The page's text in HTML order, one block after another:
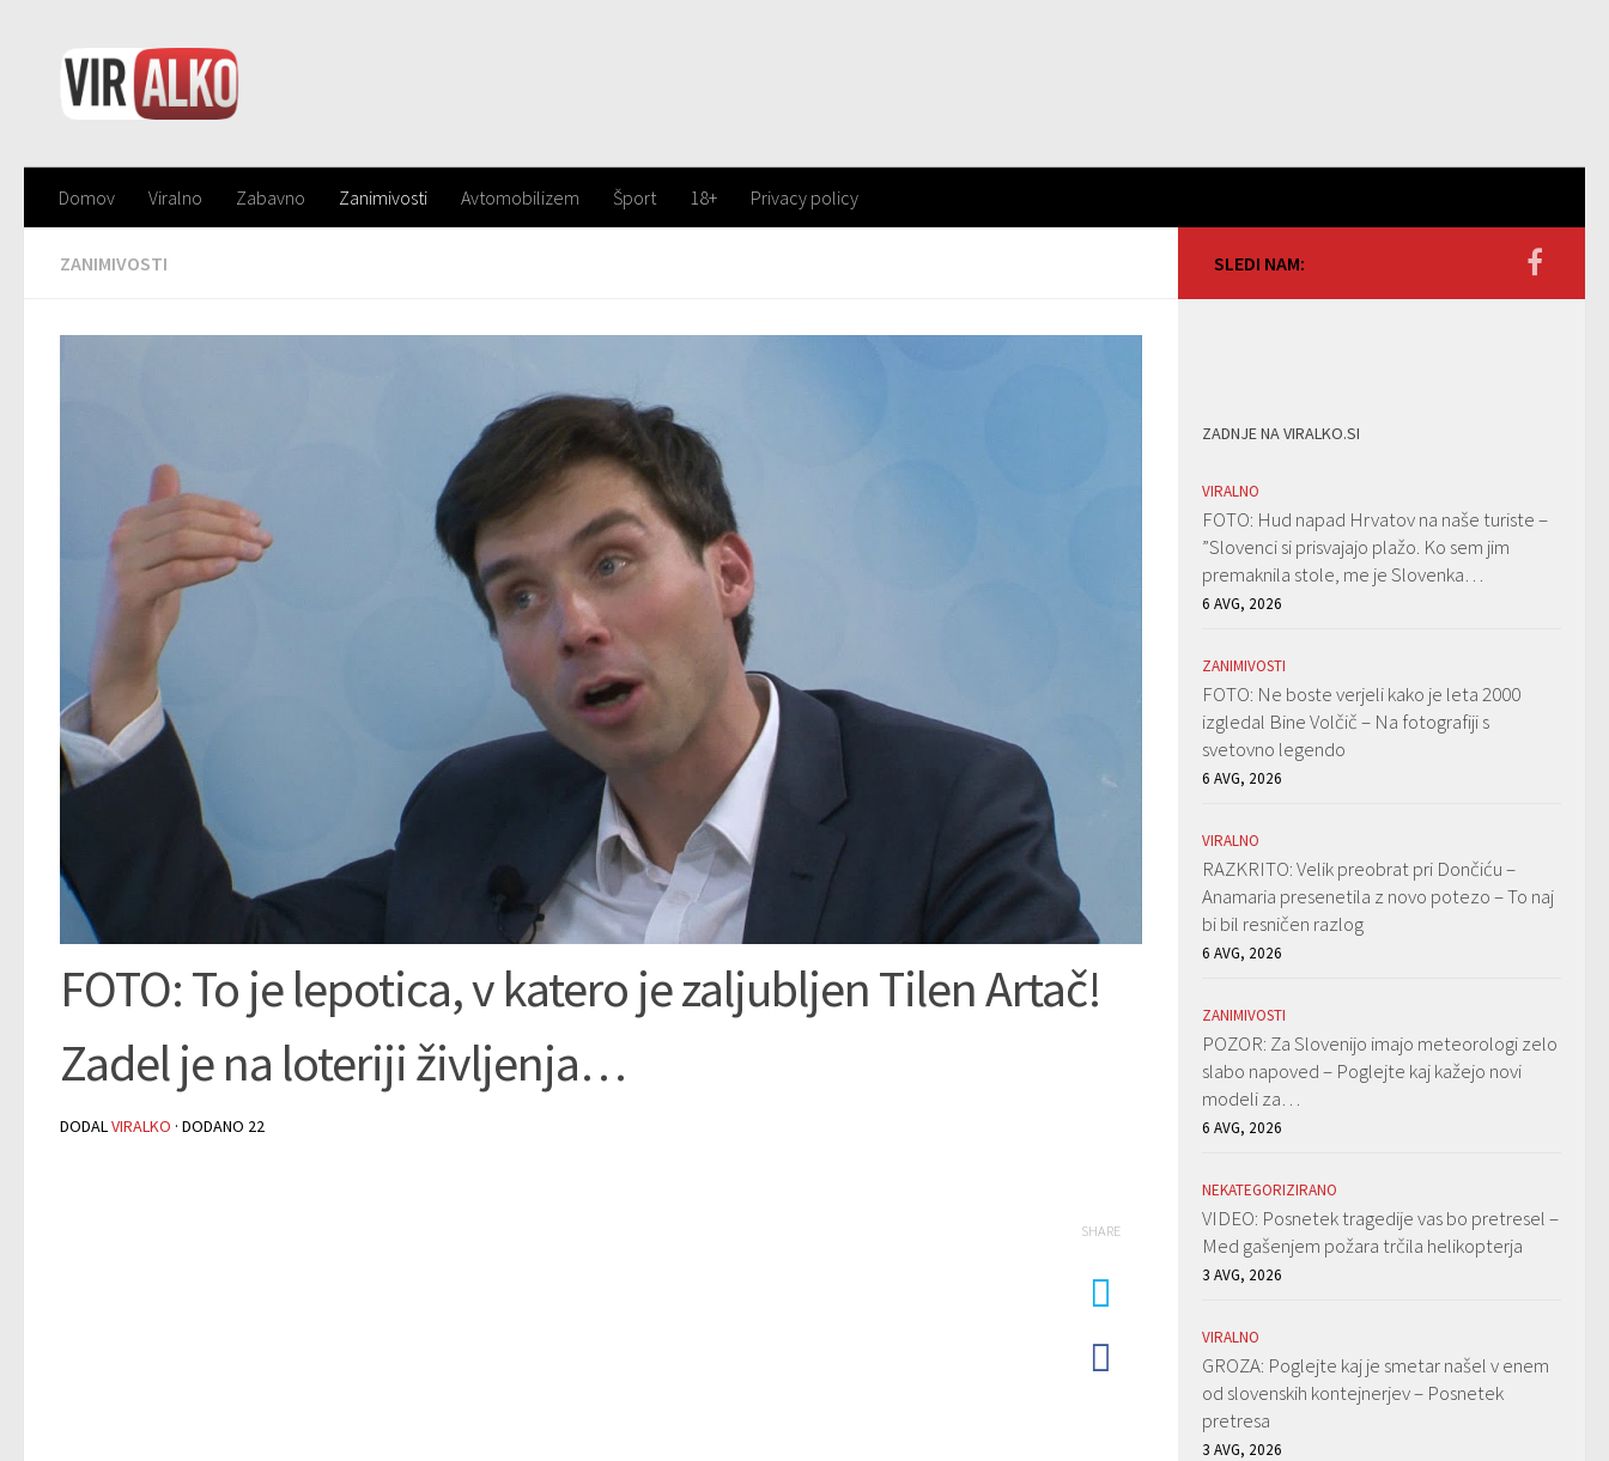
Domov Viralno Zabavno Zanimivosti Avtomobilizem Šport 18+ Privacy policy
ZANIMIVOSTI
FOTO: To je lepotica, v katero je zaljubljen Tilen Artač!
Zadel je na loteriji življenja…
DODAL VIRALKO · DODANO 22
SHARE
SLEDI NAM:
ZADNJE NA VIRALKO.SI
VIRALNO
FOTO: Hud napad Hrvatov na naše turiste –
”Slovenci si prisvajajo plažo. Ko sem jim
premaknila stole, me je Slovenka…
6 AVG, 2026
ZANIMIVOSTI
FOTO: Ne boste verjeli kako je leta 2000
izgledal Bine Volčič – Na fotografiji s
svetovno legendo
6 AVG, 2026
VIRALNO
RAZKRITO: Velik preobrat pri Dončiću –
Anamaria presenetila z novo potezo – To naj
bi bil resničen razlog
6 AVG, 2026
ZANIMIVOSTI
POZOR: Za Slovenijo imajo meteorologi zelo
slabo napoved – Poglejte kaj kažejo novi
modeli za…
6 AVG, 2026
NEKATEGORIZIRANO
VIDEO: Posnetek tragedije vas bo pretresel –
Med gašenjem požara trčila helikopterja
3 AVG, 2026
VIRALNO
GROZA: Poglejte kaj je smetar našel v enem
od slovenskih kontejnerjev – Posnetek
pretresa
3 AVG, 2026